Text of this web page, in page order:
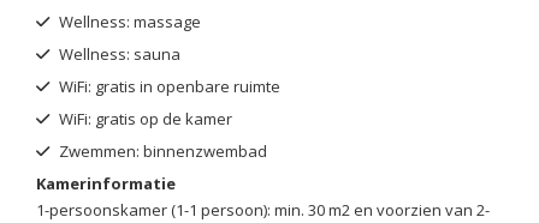
Wellness: massage
Wellness: sauna
WiFi: gratis in openbare ruimte
WiFi: gratis op de kamer
Zwemmen: binnenzwembad
Kamerinformatie
1-persoonskamer (1-1 persoon): min. 30 m2 en voorzien van 2-